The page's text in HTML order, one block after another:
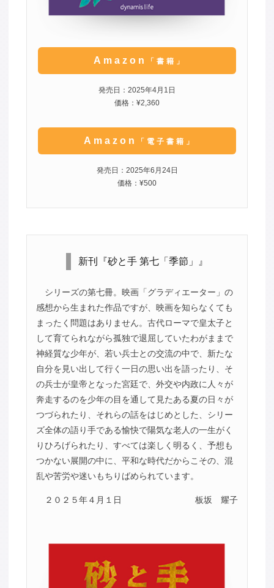
Amazon 「書籍」
発売日：2025年4月1日
価格：¥2,360
Amazon 「電子書籍」
発売日：2025年6月24日
価格：¥500
新刊『砂と手 第七「季節」』
シリーズの第七冊。映画「グラディエーター」の
感想から生まれた作品ですが、映画を知らなくても
まったく問題はありません。古代ローマで皇太子と
して育てられながら孤独で退屈していたわがままで
神経質な少年が、若い兵士との交流の中で、新たな
自分を見い出して行く一日の思い出を語ったり、そ
の兵士が皇帝となった宮廷で、外交や内政に人々が
奔走するのを少年の目を通して見たある夏の日々が
つづられたり、それらの話をはじめとした、シリー
ズ全体の語り手である愉快で陽気な老人の一生がく
りひろげられたり、すべては楽しく明るく、予想も
つかない展開の中に、平和な時代だからこその、混
乱や苦労や迷いもちりばめられています。
２０２５年４月１日 板坂 耀子